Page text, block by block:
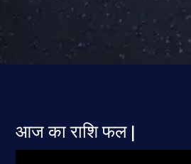
आज का राशि फल |